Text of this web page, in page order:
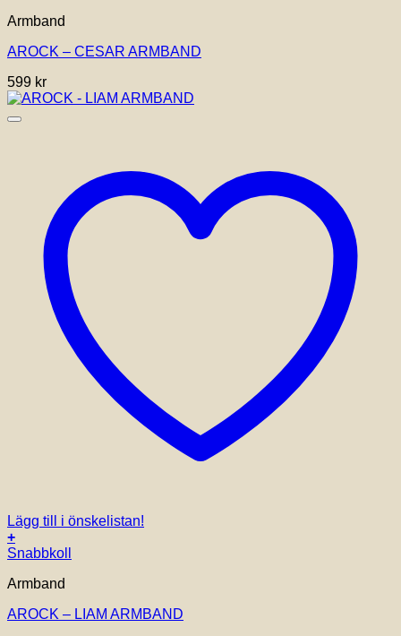
Armband
AROCK – CESAR ARMBAND
599 kr
Lägg till i önskelistan!
+
Snabbkoll
Armband
AROCK – LIAM ARMBAND